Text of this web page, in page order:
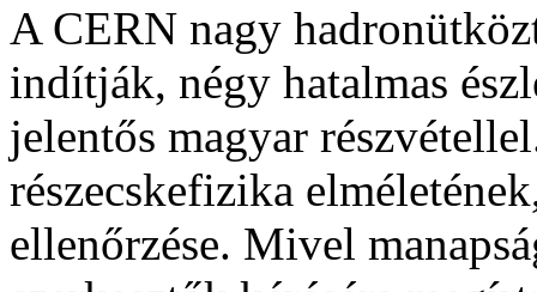
A CERN nagy
indítják, négy hatalmas
jelentős magyar
részecskefizika
ellenőrzése. Mivel